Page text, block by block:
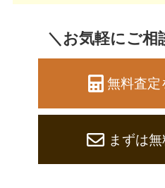
＼お気軽にご相
無料査定
まずは